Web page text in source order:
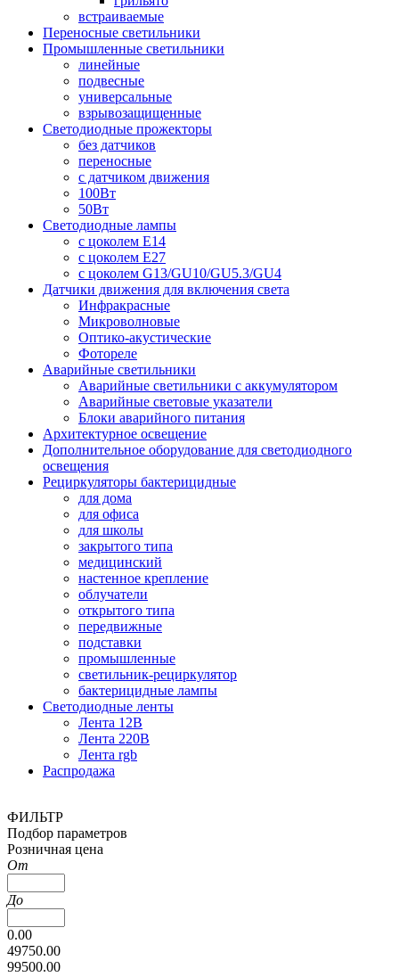
встраиваемые
Переносные светильники
Промышленные светильники
линейные
подвесные
универсальные
взрывозащищенные
Светодиодные прожекторы
без датчиков
переносные
с датчиком движения
100Вт
50Вт
Светодиодные лампы
с цоколем E14
с цоколем E27
с цоколем G13/GU10/GU5.3/GU4
Датчики движения для включения света
Инфракрасные
Микроволновые
Оптико-акустические
Фотореле
Аварийные светильники
Аварийные светильники с аккумулятором
Аварийные световые указатели
Блоки аварийного питания
Архитектурное освещение
Дополнительное оборудование для светодиодного
освещения
Рециркуляторы бактерицидные
для дома
для офиса
для школы
закрытого типа
медицинский
настенное крепление
облучатели
открытого типа
передвижные
подставки
промышленные
светильник-рециркулятор
бактерицидные лампы
Светодиодные ленты
Лента 12В
Лента 220В
Лента rgb
Распродажа
ФИЛЬТР
Подбор параметров
Розничная цена
От
До
0.00
49750.00
99500.00